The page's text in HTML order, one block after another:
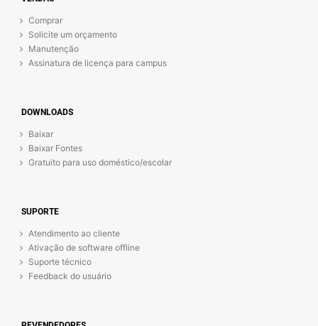
Comprar
Solicite um orçamento
Manutenção
Assinatura de licença para campus
DOWNLOADS
Baixar
Baixar Fontes
Gratuito para uso doméstico/escolar
SUPORTE
Atendimento ao cliente
Ativação de software offline
Suporte técnico
Feedback do usuário